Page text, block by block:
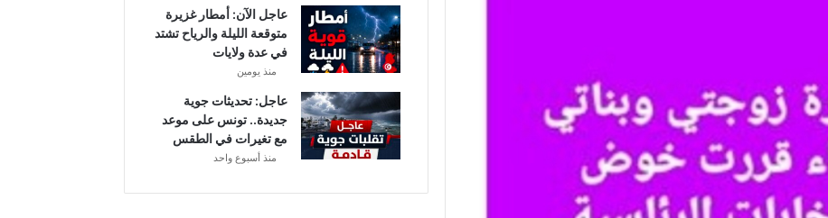
ا
ل
إ
ف
ق
ي
ا
عاجل الآن: أمطار غزيرة
متوقعة الليلة والرياح تشتد
في عدة ولايات
منذ يومين
عاجل: تحديثات جوية
جديدة.. تونس على موعد
مع تغيرات في الطقس
منذ أسبوع واحد